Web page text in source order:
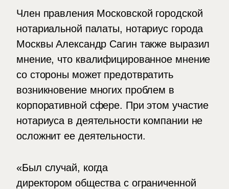
Член правления Московской городской
нотариальной палаты, нотариус города
Москвы Александр Сагин также выразил
мнение, что квалифицированное мнение
со стороны может предотвратить
возникновение многих проблем в
корпоративной сфере. При этом участие
нотариуса в деятельности компании не
осложнит ее деятельности.
«Был случай, когда
директором общества с ограниченной